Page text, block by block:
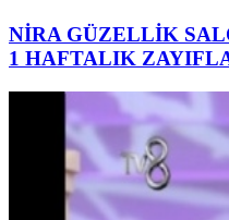
NİRA GÜZELLİK
1 HAFTALIK